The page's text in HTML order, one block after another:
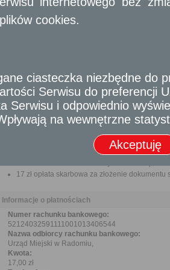
Pełnomocnictwo w przypadku ustanowienia
Sprawa rozstrzygana jest w trybie
Informacja
Dodatkowe informacje
17 zł opłata skarbowa za złożenie
Informacje o płatnościach
Numer rachunku bankowego:
52124032591111001013406544
Nazwa odbiorcy rachunku bankowego:
Urząd Miejski w Radomiu,
Kwota:
17,00 zł
cookies.
ciasteczka niezbędne do
Serwisu do preferencji
Serwisu i odpowiednio
na wewnętrzne
Akceptuję